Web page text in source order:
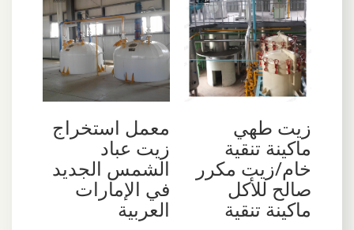
زيت طهي
ماكينة تنقية
خام/زيت مكرر
صالح للأكل
ماكينة تنقية
معمل استخراج
زيت عباد
الشمس الجديد
في الإمارات
العربية